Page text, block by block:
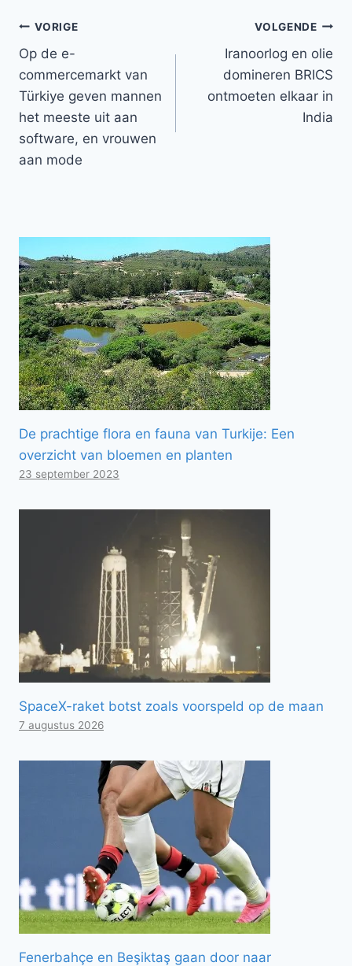
Bericht
navigatie
VORIGE
Op de e-
commercemarkt van
Türkiye geven mannen
het meeste uit aan
software, en vrouwen
aan mode
VOLGENDE
Iranoorlog en olie
domineren BRICS
ontmoeten elkaar in
India
De prachtige flora en fauna van Turkije: Een
overzicht van bloemen en planten
23 september 2023
SpaceX-raket botst zoals voorspeld op de maan
7 augustus 2026
Fenerbahçe en Beşiktaş gaan door naar